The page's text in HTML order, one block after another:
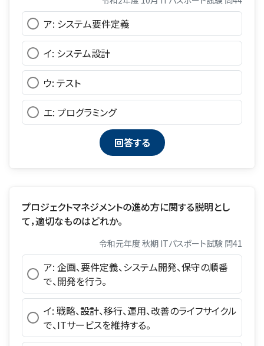
ア: システム要件定義
イ: システム設計
ウ: テスト
エ: プログラミング
プロジェクトマネジメントの進め方に関する説明とし
て，適切なものはどれか。
令和元年度 秋期 ITパスポート試験 問41
ア: 企画、要件定義、システム開発、保守の順番
で、開発を行う。
イ: 戦略、設計、移行、運用、改善のライフサイクル
で、ITサービスを維持する。